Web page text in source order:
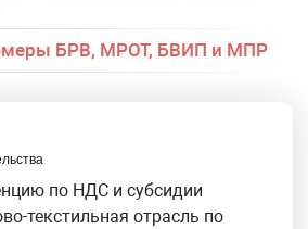
БРВ, МРОТ, БВИП и МПР
по НДС и субсидии
текстильная отрасль по